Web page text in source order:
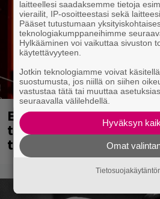
Eppu Normaalin
tänään – katso
täältä
laitteellesi saadaksemme tietoja
vierailit, IP-osoitteestasi sekä
Pääset tutustumaan
teknologiakumppaneihimme
Hylkääminen voi vaikuttaa sivuston
käytettävyyteen.
Jotkin teknologiamme voivat
suostumusta, jos niillä on siihen
vastustaa tätä tai muuttaa
seuraavalla välilehdellä.
Hyväksyn
Omat